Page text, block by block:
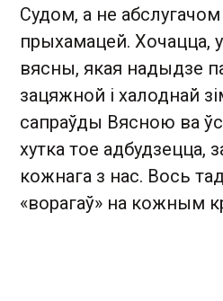
Судом, а не
прыхамацей. Хочацца,
вясны, якая надыдзе
зацяжной і халоднай
сапраўды Вясною ва
хутка тое адбудзецца,
кожнага з нас. Вось
«ворагаў» на кожным